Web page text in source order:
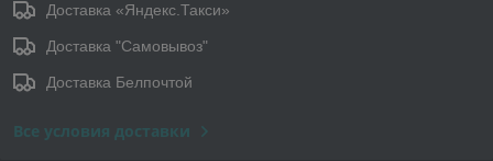
Доставка «Яндекс.Такси»
Доставка "Самовывоз"
Доставка Белпочтой
Все условия доставки